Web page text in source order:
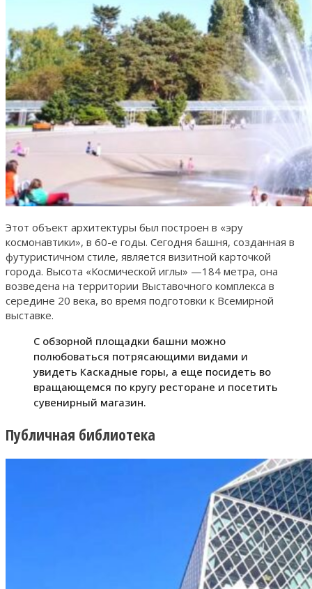
Этот объект архитектуры был построен в «эру
космонавтики», в 60-е годы. Сегодня башня, созданная в
футуристичном стиле, является визитной карточкой
города. Высота «Космической иглы» —184 метра, она
возведена на территории Выставочного комплекса в
середине 20 века, во время подготовки к Всемирной
выставке.
С обзорной площадки башни можно
полюбоваться потрясающими видами и
увидеть Каскадные горы, а еще посидеть во
вращающемся по кругу ресторане и посетить
сувенирный магазин.
Публичная библиотека